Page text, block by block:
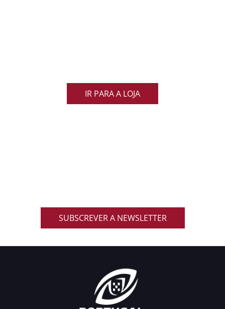
IR PARA A LOJA
SUBSCREVER A NEWSLETTER